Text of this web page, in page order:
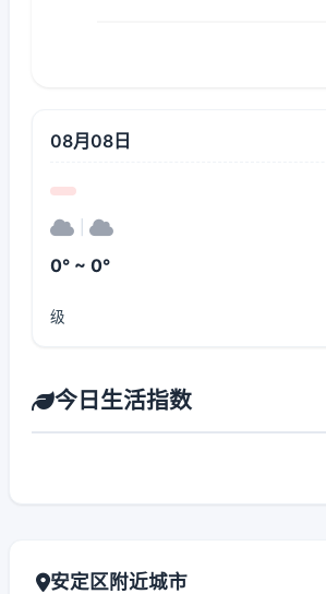
08月08日
0° ~ 0°
级
今日生活指数
安定区附近城市